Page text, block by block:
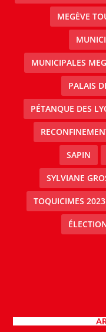
MEGÈVE
MUNICIPALES
PALAIS
PÉTANQUE DES
SAPIN
SYLVIANE
TOQUICIMES 2023